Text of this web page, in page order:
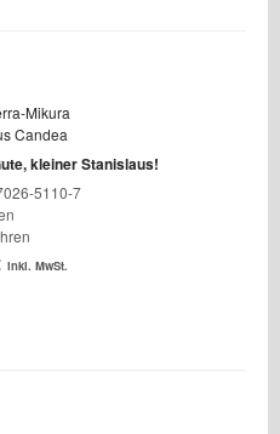
Mikura
Candea
kleiner Stanislaus!
5110-7
inkl. MwSt.